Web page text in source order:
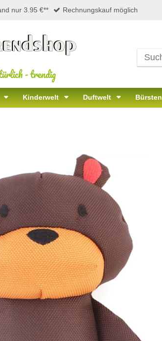
nur 3.95 €** Rechnungskauf möglich
-trendig
Kinderwelt Duftwelt Bürsten